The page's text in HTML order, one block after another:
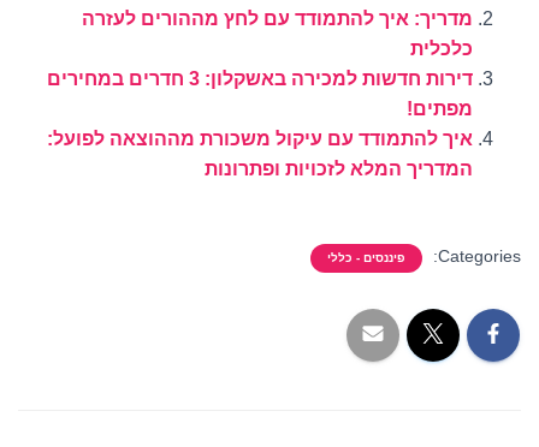
מדריך: איך להתמודד עם לחץ מההורים לעזרה
כלכלית
דירות חדשות למכירה באשקלון: 3 חדרים במחירים
מפתים!
איך להתמודד עם עיקול משכורת מההוצאה לפועל:
המדריך המלא לזכויות ופתרונות
Categories: פיננסים - כללי